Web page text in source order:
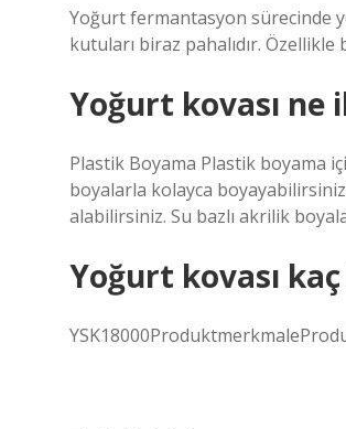
Yoğurt fermantasyon sürecinde
kutuları biraz pahalıdır. Özellikle
Yoğurt kovası ne
Plastik Boyama Plastik boyama
boyalarla kolayca
alabilirsiniz. Su bazlı akrilik
Yoğurt kovası